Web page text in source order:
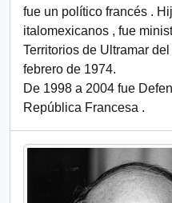
fue un político francés .
italomexicanos , fue
Territorios de Ultramar
febrero de 1974.
De 1998 a 2004 fue
República Francesa .